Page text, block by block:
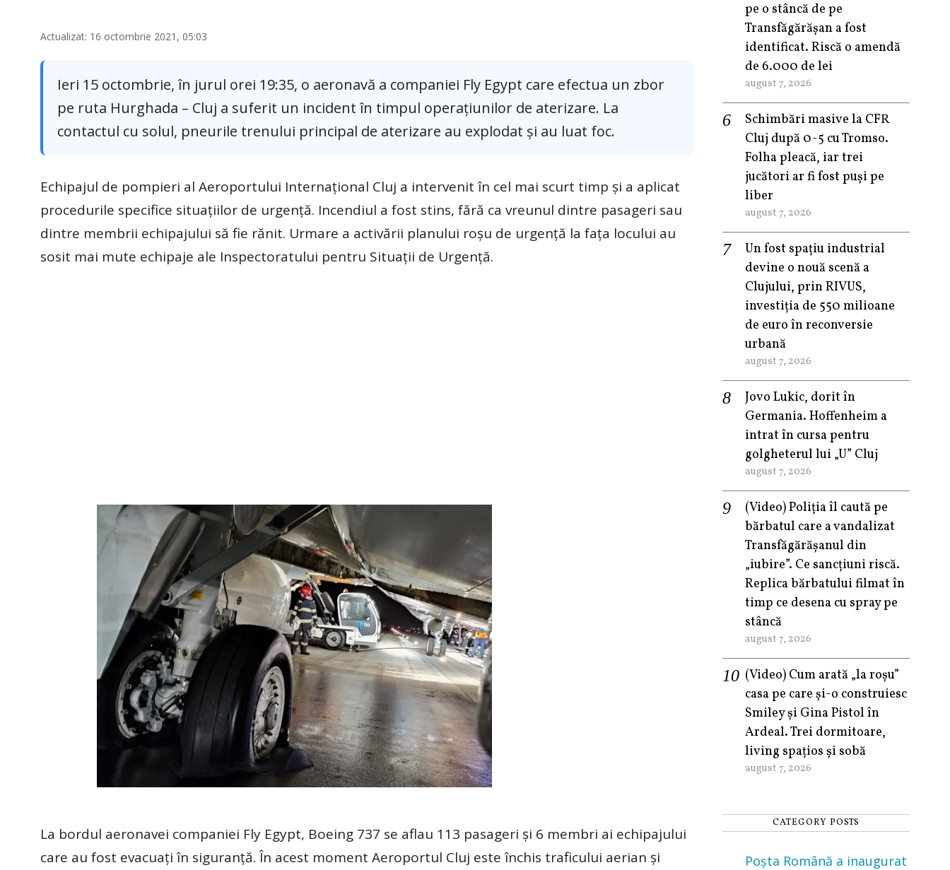
Actualizat: 16 octombrie 2021, 05:03
Ieri 15 octombrie, în jurul orei 19:35, o aeronavă a companiei Fly Egypt care efectua un zbor
pe ruta Hurghada – Cluj a suferit un incident în timpul operațiunilor de aterizare. La
contactul cu solul, pneurile trenului principal de aterizare au explodat și au luat foc.
Echipajul de pompieri al Aeroportului Internațional Cluj a intervenit în cel mai scurt timp și a aplicat
procedurile specifice situațiilor de urgență. Incendiul a fost stins, fără ca vreunul dintre pasageri sau
dintre membrii echipajului să fie rănit. Urmare a activării planului roșu de urgență la fața locului au
sosit mai mute echipaje ale Inspectoratului pentru Situații de Urgență.
La bordul aeronavei companiei Fly Egypt, Boeing 737 se aflau 113 pasageri și 6 membri ai echipajului
care au fost evacuați în siguranță. În acest moment Aeroportul Cluj este închis traficului aerian și
pe o stâncă de pe
Transfăgărășan a fost
identificat. Riscă o amendă
de 6.000 de lei
august 7, 2026
Schimbări masive la CFR
Cluj după 0-5 cu Tromso.
Folha pleacă, iar trei
jucători ar fi fost puși pe
liber
august 7, 2026
Un fost spațiu industrial
devine o nouă scenă a
Clujului, prin RIVUS,
investiția de 550 milioane
de euro în reconversie
urbană
august 7, 2026
Jovo Lukic, dorit în
Germania. Hoffenheim a
intrat în cursa pentru
golgheterul lui „U” Cluj
august 7, 2026
(Video) Poliția îl caută pe
bărbatul care a vandalizat
Transfăgărășanul din
„iubire”. Ce sancțiuni riscă.
Replica bărbatului filmat în
timp ce desena cu spray pe
stâncă
august 7, 2026
(Video) Cum arată „la roşu”
casa pe care şi-o construiesc
Smiley şi Gina Pistol în
Ardeal. Trei dormitoare,
living spațios și sobă
august 7, 2026
CATEGORY POSTS
Poșta Română a inaugurat